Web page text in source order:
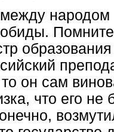
он сам
что его не